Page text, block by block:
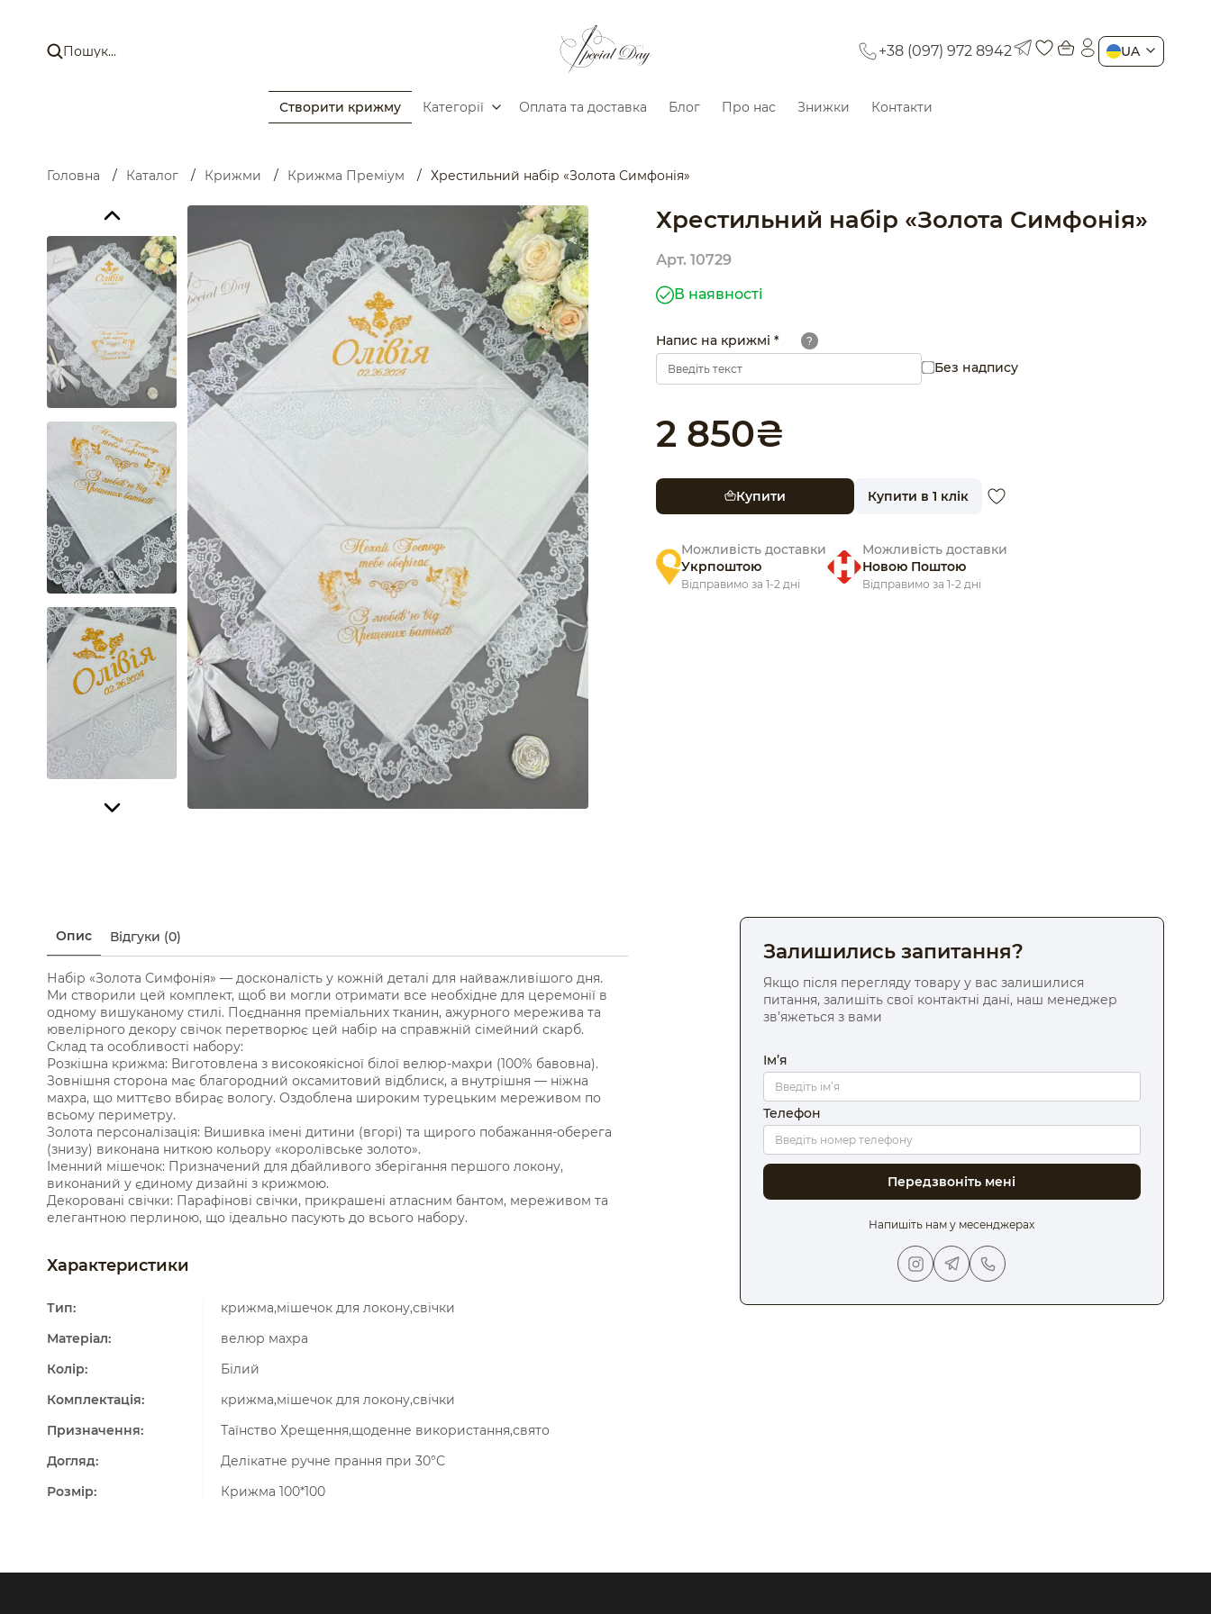
+38 (097) 972 8942 UA
Створити крижму Категорії Оплата та доставка Блог Про нас Знижки Контакти
Головна / Каталог / Крижми / Крижма Преміум / Хрестильний набір «Золота Симфонія»
Хрестильний набір «Золота Симфонія»
Арт. 10729
В наявності
Напис на крижмі * ?
Без надпису
2 850₴
Купити Купити в 1 клік
Можливість доставки
Укрпоштою
Відправимо за 1-2 дні
Можливість доставки
Новою Поштою
Відправимо за 1-2 дні
Опис Відгуки (0)
Набір «Золота Симфонія» — досконалість у кожній деталі для найважливішого дня.
Ми створили цей комплект, щоб ви могли отримати все необхідне для церемонії в
одному вишуканому стилі. Поєднання преміальних тканин, ажурного мережива та
ювелірного декору свічок перетворює цей набір на справжній сімейний скарб.
Склад та особливості набору:
Розкішна крижма: Виготовлена з високоякісної білої велюр-махри (100% бавовна).
Зовнішня сторона має благородний оксамитовий відблиск, а внутрішня — ніжна
махра, що миттєво вбирає вологу. Оздоблена широким турецьким мереживом по
всьому периметру.
Золота персоналізація: Вишивка імені дитини (вгорі) та щирого побажання-оберега
(знизу) виконана ниткою кольору «королівське золото».
Іменний мішечок: Призначений для дбайливого зберігання першого локону,
виконаний у єдиному дизайні з крижмою.
Декоровані свічки: Парафінові свічки, прикрашені атласним бантом, мереживом та
елегантною перлиною, що ідеально пасують до всього набору.
Характеристики
Тип:
крижма,мішечок для локону,свічки
Матеріал:
велюр махра
Колір:
Білий
Комплектація:
крижма,мішечок для локону,свічки
Призначення:
Таїнство Хрещення,щоденне використання,свято
Догляд:
Делікатне ручне прання при 30°C
Розмір:
Крижма 100*100
Залишились запитання?
Якщо після перегляду товару у вас залишилися
питання, залишіть свої контактні дані, наш менеджер
зв’яжеться з вами
Ім’я
Телефон
Передзвоніть мені
Напишіть нам у месенджерах